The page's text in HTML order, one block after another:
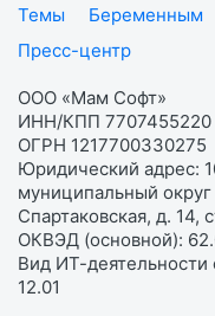
Темы
Беременным
Пресс-центр
ООО «Мам Софт»
ИНН/КПП 7707455220
ОГРН 1217700330275
Юридический адрес:
муниципальный
Спартаковская, д. 14,
ОКВЭД (основной):
Вид ИТ-деятельности
12.01